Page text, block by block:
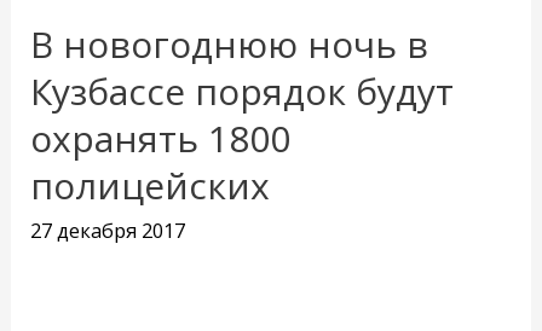
В новогоднюю ночь в
Кузбассе порядок будут
охранять 1800
полицейских
27 декабря 2017
В
новогоднюю
ночь
в
Кузбассе
будут